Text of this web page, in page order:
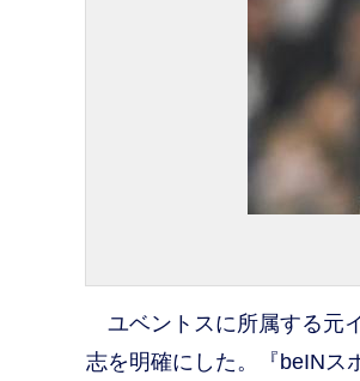
ユベントスに所属する元
志を明確にした。『beINス